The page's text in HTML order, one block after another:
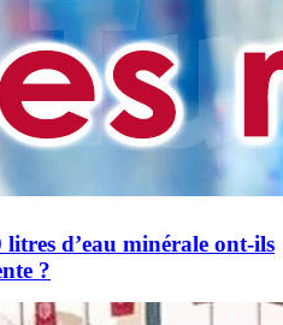
d’eau minérale ont-ils
?